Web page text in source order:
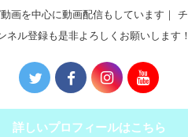
動画を中心に動画配信もしています｜ チ
ネル登録も是非よろしくお願いします！
詳しいプロフィールはこちら